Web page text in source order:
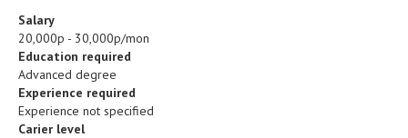
Salary
20,000р - 30,000р/mon
Education required
Advanced degree
Experience required
Experience not specified
Carier level